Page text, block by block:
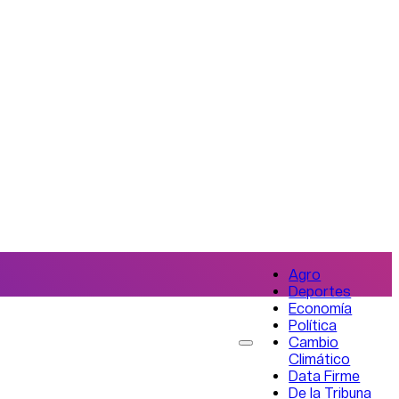
Agro
Deportes
Economía
Política
Cambio
Climático
Data Firme
De la Tribuna